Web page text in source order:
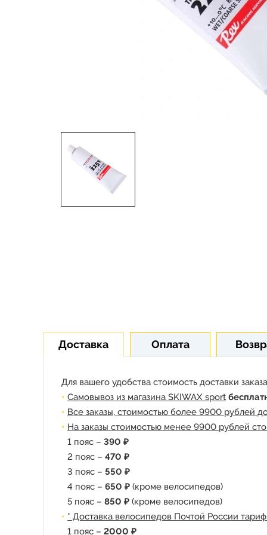
Доставка Оплата
Для вашего удобства стоимость доставки
Самовывоз из магазина SKIWAX sport
Все заказы, стоимостью более 9900 рублей
На заказы стоимостью менее 9900 рублей
1 пояс – 390 ₽
2 пояс – 470 ₽
3 пояс – 550 ₽
4 пояс – 650 ₽ (кроме велосипедов)
5 пояс – 850 ₽ (кроме велосипедов)
* Доставка велосипедов Почтой России
1 пояс – 2000 ₽